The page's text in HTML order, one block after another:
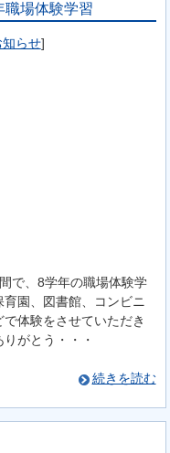
場体験学習
らせ]
で、8学年の職場体験学
園、図書館、コンビニ
体験をさせていただき
がとう・・・
続きを読む